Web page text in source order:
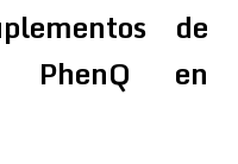
de
PhenQ en